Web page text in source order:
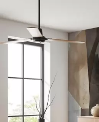
Standard
166.6599.99lei/m²
132
Vinil Premium